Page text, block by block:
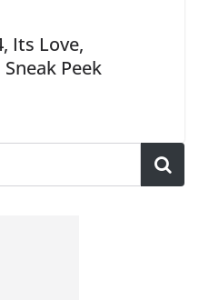
Its Love,
Peek